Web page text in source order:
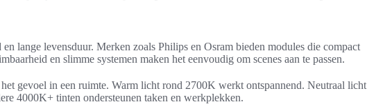
lange levensduur. Merken zoals Philips en Osram bieden modules die compact
en slimme systemen maken het eenvoudig om scenes aan te passen.
gevoel in een ruimte. Warm licht rond 2700K werkt ontspannend. Neutraal licht
4000K+ tinten ondersteunen taken en werkplekken.